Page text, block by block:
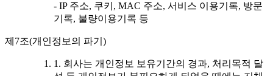
- IP 주소, 쿠키, MAC 주소, 서비스 이용기록, 방문
기록, 불량이용기록 등
제7조(개인정보의 파기)
1. 회사는 개인정보 보유기간의 경과, 처리목적 달